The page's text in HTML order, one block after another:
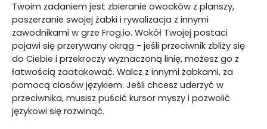
Twoim zadaniem jest zbieranie owocków z planszy,
poszerzanie swojej żabki i rywalizacja z innymi
zawodnikami w grze Frog.io. Wokół Twojej postaci
pojawi się przerywany okrąg - jeśli przeciwnik zbliży się
do Ciebie i przekroczy wyznaczoną linię, możesz go z
łatwością zaatakować. Walcz z innymi żabkami, za
pomocą ciosów językiem. Jeśli chcesz uderzyć w
przeciwnika, musisz puścić kursor myszy i pozwolić
językowi się rozwinąć.